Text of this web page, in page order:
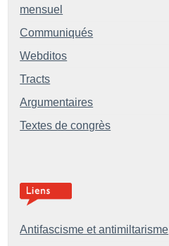
mensuel
Communiqués
Webditos
Tracts
Argumentaires
Textes de congrès
Antifascisme et antimiltarisme